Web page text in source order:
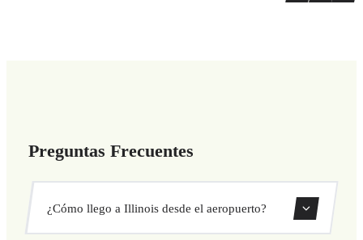
Preguntas Frecuentes
¿Cómo llego a Illinois desde el aeropuerto?